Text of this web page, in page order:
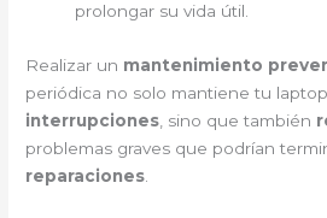
prolongar su vida útil.
Realizar un mantenimiento
periódica no solo mantiene tu
interrupciones , sino que también
problemas graves que podrían
reparaciones